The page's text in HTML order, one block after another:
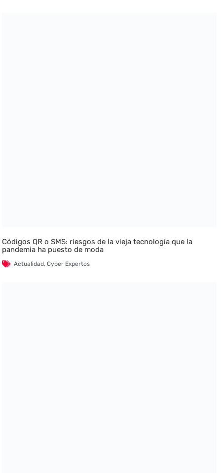
Códigos QR o SMS: riesgos de la vieja tecnología que la
pandemia ha puesto de moda
Actualidad,Cyber Expertos